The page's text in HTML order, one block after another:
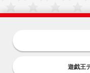
遊戯王